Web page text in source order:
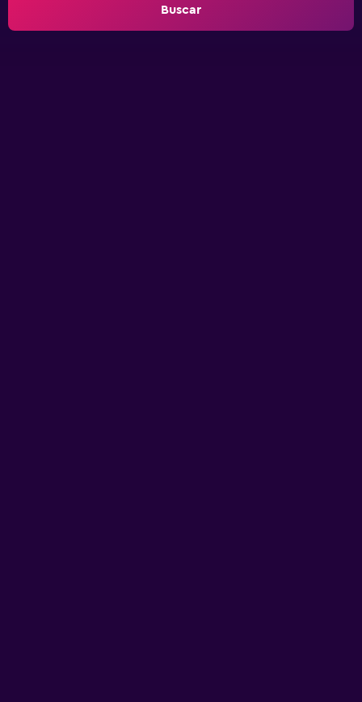
Buscar